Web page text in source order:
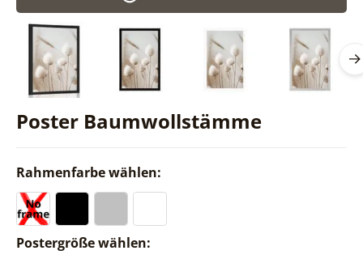
Poster Baumwollstämme
Rahmenfarbe wählen:
Postergröße wählen: